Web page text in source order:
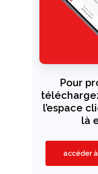
Pour
l’espace
là
accéder